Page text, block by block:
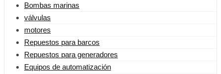
Bombas marinas
válvulas
motores
Repuestos para barcos
Repuestos para generadores
Equipos de automatización